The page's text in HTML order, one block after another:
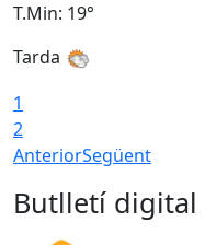
T.Min: 19°
Tarda
1
2
AnteriorSegüent
Butlletí digital